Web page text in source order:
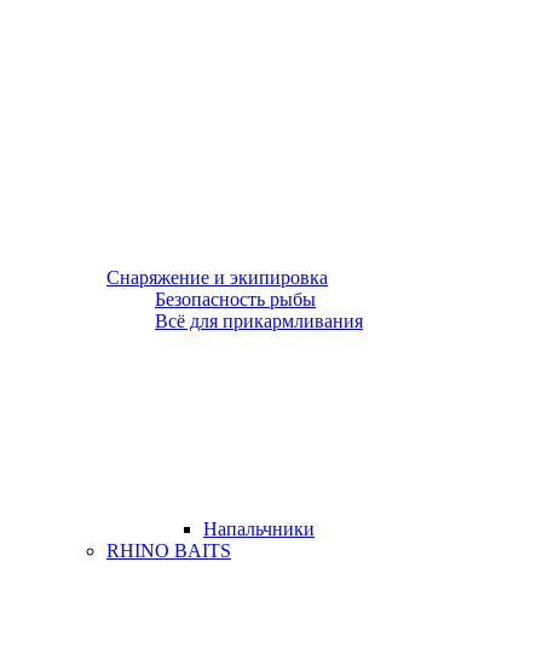
Снаряжение и экипировка
Безопасность рыбы
Всё для прикармливания
Напальчники
RHINO BAITS